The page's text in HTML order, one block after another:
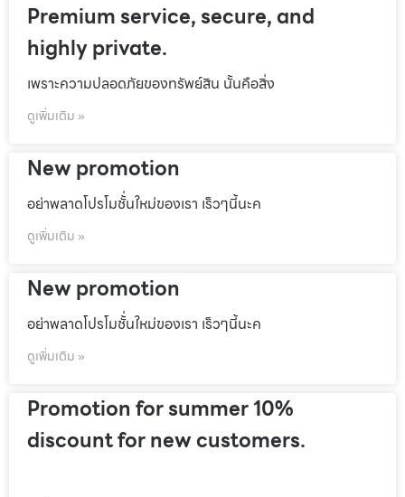
Premium service, secure, and
highly private.
เพราะความปลอดภัยของทรัพย์สิน นั้นคือสิ่ง
ดูเพิ่มเติม »
New promotion
อย่าพลาดโปรโมชั้่นใหม่ของเรา เร็วๆนี้นะค
ดูเพิ่มเติม »
New promotion
อย่าพลาดโปรโมชั้่นใหม่ของเรา เร็วๆนี้นะค
ดูเพิ่มเติม »
Promotion for summer 10%
discount for new customers.